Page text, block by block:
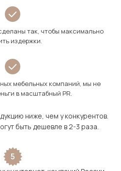
так, чтобы максимально
издержки.
мебельных компаний, мы не
в масштабный PR.
ниже, чем у конкурентов.
быть дешевле в 2-3 раза.
5